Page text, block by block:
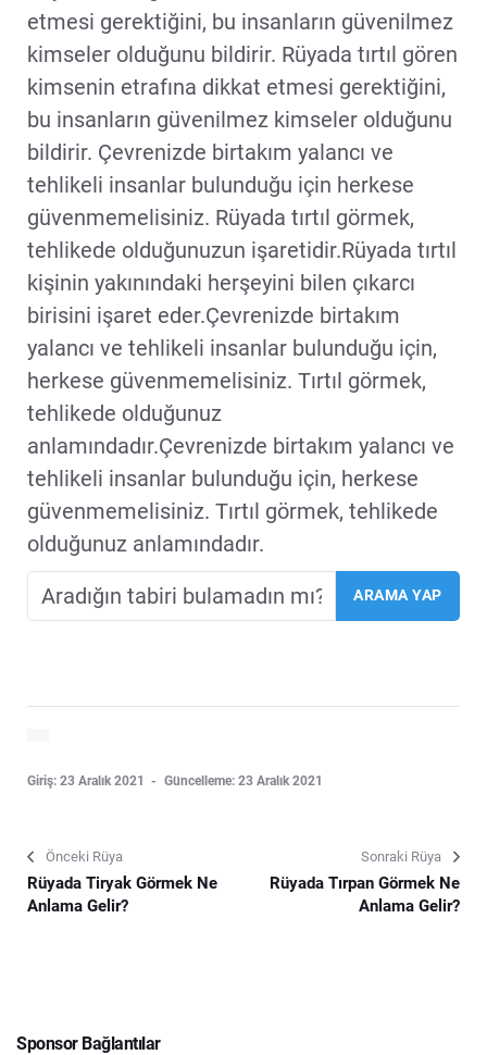
etmesi gerektiğini, bu insanların güvenilmez
kimseler olduğunu bildirir. Rüyada tırtıl gören
kimsenin etrafına dikkat etmesi gerektiğini,
bu insanların güvenilmez kimseler olduğunu
bildirir. Çevrenizde birtakım yalancı ve
tehlikeli insanlar bulunduğu için herkese
güvenmemelisiniz. Rüyada tırtıl görmek,
tehlikede olduğunuzun işaretidir.Rüyada tırtıl
kişinin yakınındaki herşeyini bilen çıkarcı
birisini işaret eder.Çevrenizde birtakım
yalancı ve tehlikeli insanlar bulunduğu için,
herkese güvenmemelisiniz. Tırtıl görmek,
tehlikede olduğunuz
anlamındadır.Çevrenizde birtakım yalancı ve
tehlikeli insanlar bulunduğu için, herkese
güvenmemelisiniz. Tırtıl görmek, tehlikede
olduğunuz anlamındadır.
Giriş: 23 Aralık 2021 Güncelleme: 23 Aralık 2021
Önceki Rüya
Rüyada Tiryak Görmek Ne
Anlama Gelir?
Sonraki Rüya
Rüyada Tırpan Görmek Ne
Anlama Gelir?
Sponsor Bağlantılar